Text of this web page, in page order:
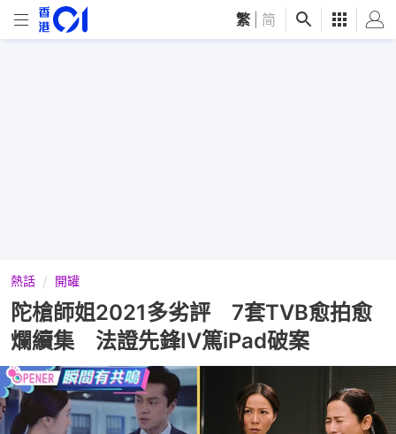
繁 简
熱話 開罐
陀槍師姐2021多劣評 7套TVB愈拍愈
爛續集 法證先鋒IV篤iPad破案